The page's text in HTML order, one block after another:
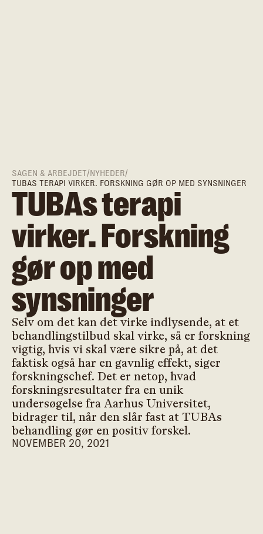
SAGEN & ARBEJDET/NYHEDER/
TUBAS TERAPI VIRKER. FORSKNING GØR OP MED SYNSNINGER
TUBAs terapi
virker. Forskning
gør op med
synsninger
Selv om det kan det virke indlysende, at et
behandlingstilbud skal virke, så er forskning
vigtig, hvis vi skal være sikre på, at det
faktisk også har en gavnlig effekt, siger
forskningschef. Det er netop, hvad
forskningsresultater fra en unik
undersøgelse fra Aarhus Universitet,
bidrager til, når den slår fast at TUBAs
behandling gør en positiv forskel.
NOVEMBER 20, 2021